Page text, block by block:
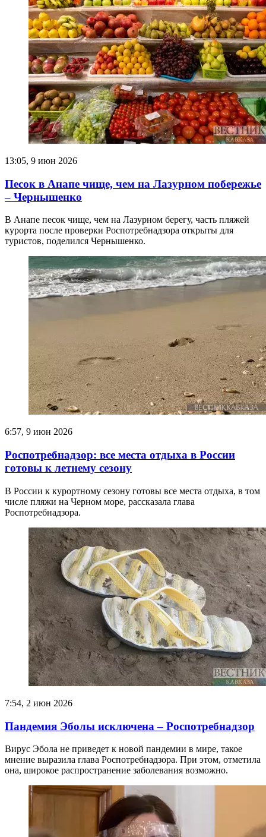
13:05, 9 июн 2026
Песок в Анапе чище, чем на Лазурном побережье
– Чернышенко
В Анапе песок чище, чем на Лазурном берегу, часть пляжей
курорта после проверки Роспотребнадзора открыты для
туристов, поделился Чернышенко.
6:57, 9 июн 2026
Роспотребнадзор: все места отдыха в России
готовы к летнему сезону
В России к курортному сезону готовы все места отдыха, в том
числе пляжи на Черном море, рассказала глава
Роспотребнадзора.
7:54, 2 июн 2026
Пандемия Эболы исключена – Роспотребнадзор
Вирус Эбола не приведет к новой пандемии в мире, такое
мнение выразила глава Роспотребнадзора. При этом, отметила
она, широкое распространение заболевания возможно.